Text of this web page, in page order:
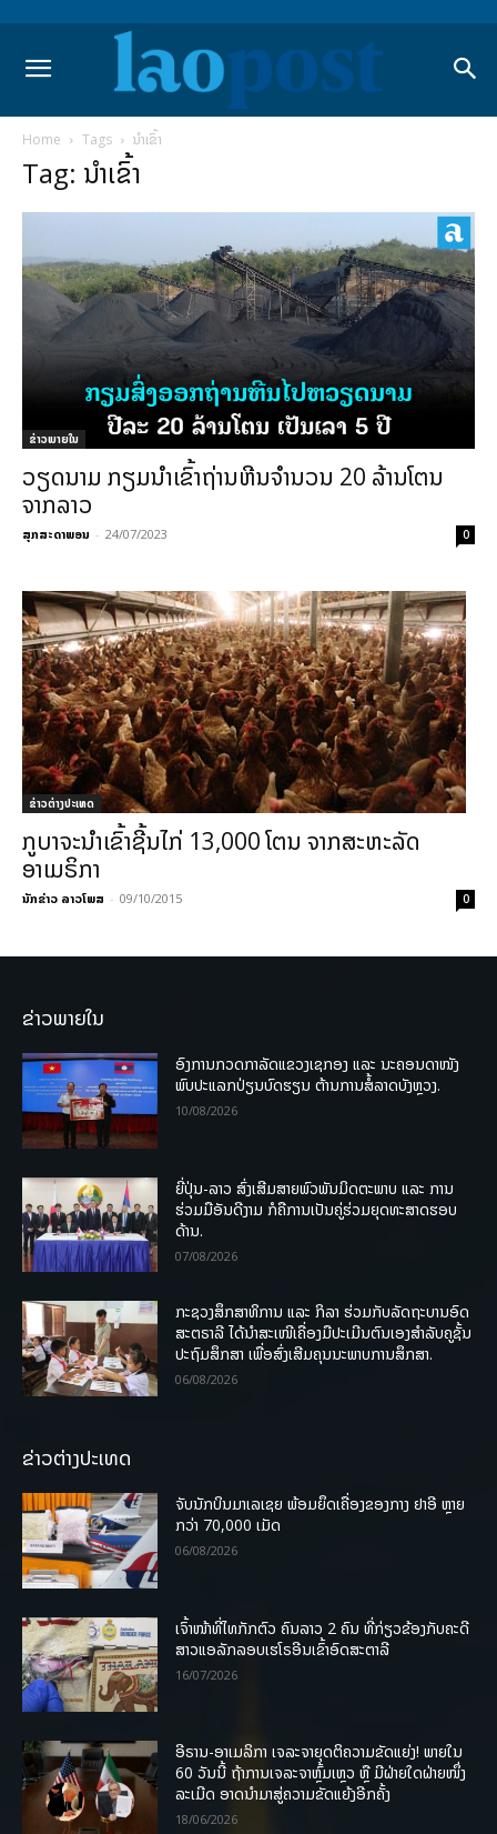
Home Tags ນຳເຂົ້າ
Tag: ນຳເຂົ້າ
ຂ່າວພາຍ​ໃນ
ວຽດນາມ ກຽມນໍາເຂົ້າຖ່ານຫີນຈໍານວນ 20 ລ້ານໂຕນ
ຈາກລາວ
ສຸກສະດາພອນ - 24/07/2023 0
ຂ່າວຕ່າງປະເທດ
ກູບາຈະນຳເຂົ້າຊີ້ນໄກ່ 13,000 ໂຕນ ຈາກສະຫະລັດ
ອາເມຣິກາ
ນັກຂ່າວ ລາວໂພສ - 09/10/2015 0
ຂ່າວພາຍໃນ
ອົງການກວດກາລັດແຂວງເຊກອງ ແລະ ນະຄອນດາໜັງ
ພົບປະແລກປ່ຽນບົດຮຽນ ຕ້ານການສໍ້ລາດບັງຫຼວງ.
10/08/2026
ຍີ່ປຸ່ນ-ລາວ ສົ່ງເສີມສາຍພົວພັນມິດຕະພາບ ແລະ ການ
ຮ່ວມມືອັນດີງາມ ກໍຄືການເປັນຄູ່ຮ່ວມຍຸດທະສາດຮອບ
ດ້ານ.
07/08/2026
ກະຊວງສຶກສາທິການ ແລະ ກິລາ ຮ່ວມກັບລັດຖະບານອົດ
ສະຕຣາລີ ໄດ້ນຳສະເໜີເຄື່ອງມືປະເມີນຕົນເອງສຳລັບຄູຊັ້ນ
ປະຖົມສຶກສາ ເພື່ອສົ່ງເສີມຄຸນນະພາບການສຶກສາ.
06/08/2026
ຂ່າວຕ່າງປະເທດ
ຈັບນັກບິນມາເລເຊຍ ພ້ອມຍຶດເຄື່ອງຂອງກາງ ຢາອີ ຫຼາຍ
ກວ່າ 70,000 ເມັດ
06/08/2026
ເຈົ້າໜ້າທີ່ໄທກັກຕົວ ຄົນລາວ 2 ຄົນ ທີ່ກ່ຽວຂ້ອງກັບຄະດີ
ສາວແອລັກລອບເຮໂຣອີນເຂົ້າອົດສະຕາລີ
16/07/2026
ອີຣານ-ອາເມລິກາ ເຈລະຈາຍຸດຕິຄວາມຂັດແຍ່ງ! ພາຍໃນ
60 ວັນນີ້ ຖ້າການເຈລະຈາຫຼົ້ມເຫຼວ ຫຼື ມີຝ່າຍໃດຝ່າຍໜຶ່ງ
ລະເມີດ ອາດນໍາມາສູ່ຄວາມຂັດແຍ້ງອີກຄັ້ງ
18/06/2026